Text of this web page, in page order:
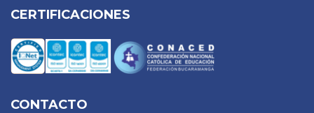
CERTIFICACIONES
CONTACTO